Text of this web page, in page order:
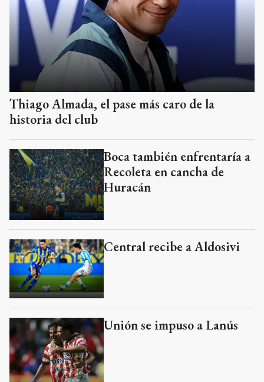
Thiago Almada, el pase más caro de la
historia del club
Boca también enfrentaría a
Recoleta en cancha de
Huracán
Central recibe a Aldosivi
Unión se impuso a Lanús